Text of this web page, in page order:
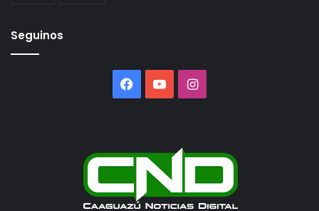
Seguinos
Facebook
YouTubeInstagram